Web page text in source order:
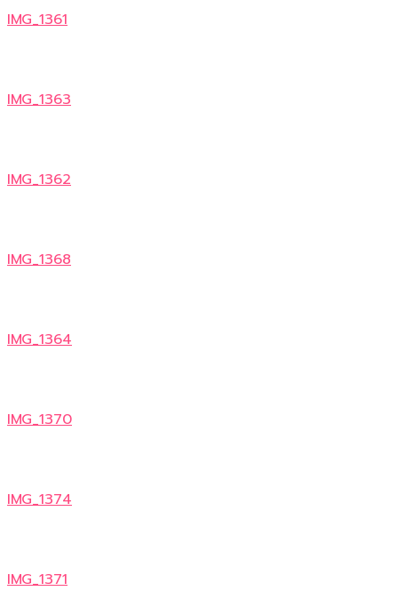
IMG_1361
IMG_1363
IMG_1362
IMG_1368
IMG_1364
IMG_1370
IMG_1374
IMG_1371